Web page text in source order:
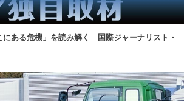
にある危機」を読み解く 国際ジャーナリスト・